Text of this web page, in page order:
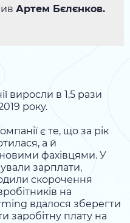
Артем Бєлєнков.
виросли в 1,5 рази
року.
є те, що за рік
а й
фахівцями. У
зарплати,
скорочення
на
вдалося зберегти
заробітну плату на